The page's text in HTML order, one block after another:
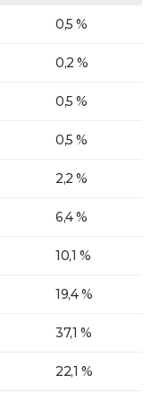
0,5 %
0,2 %
0,5 %
0,5 %
2,2 %
6,4 %
10,1 %
19,4 %
37,1 %
22,1 %